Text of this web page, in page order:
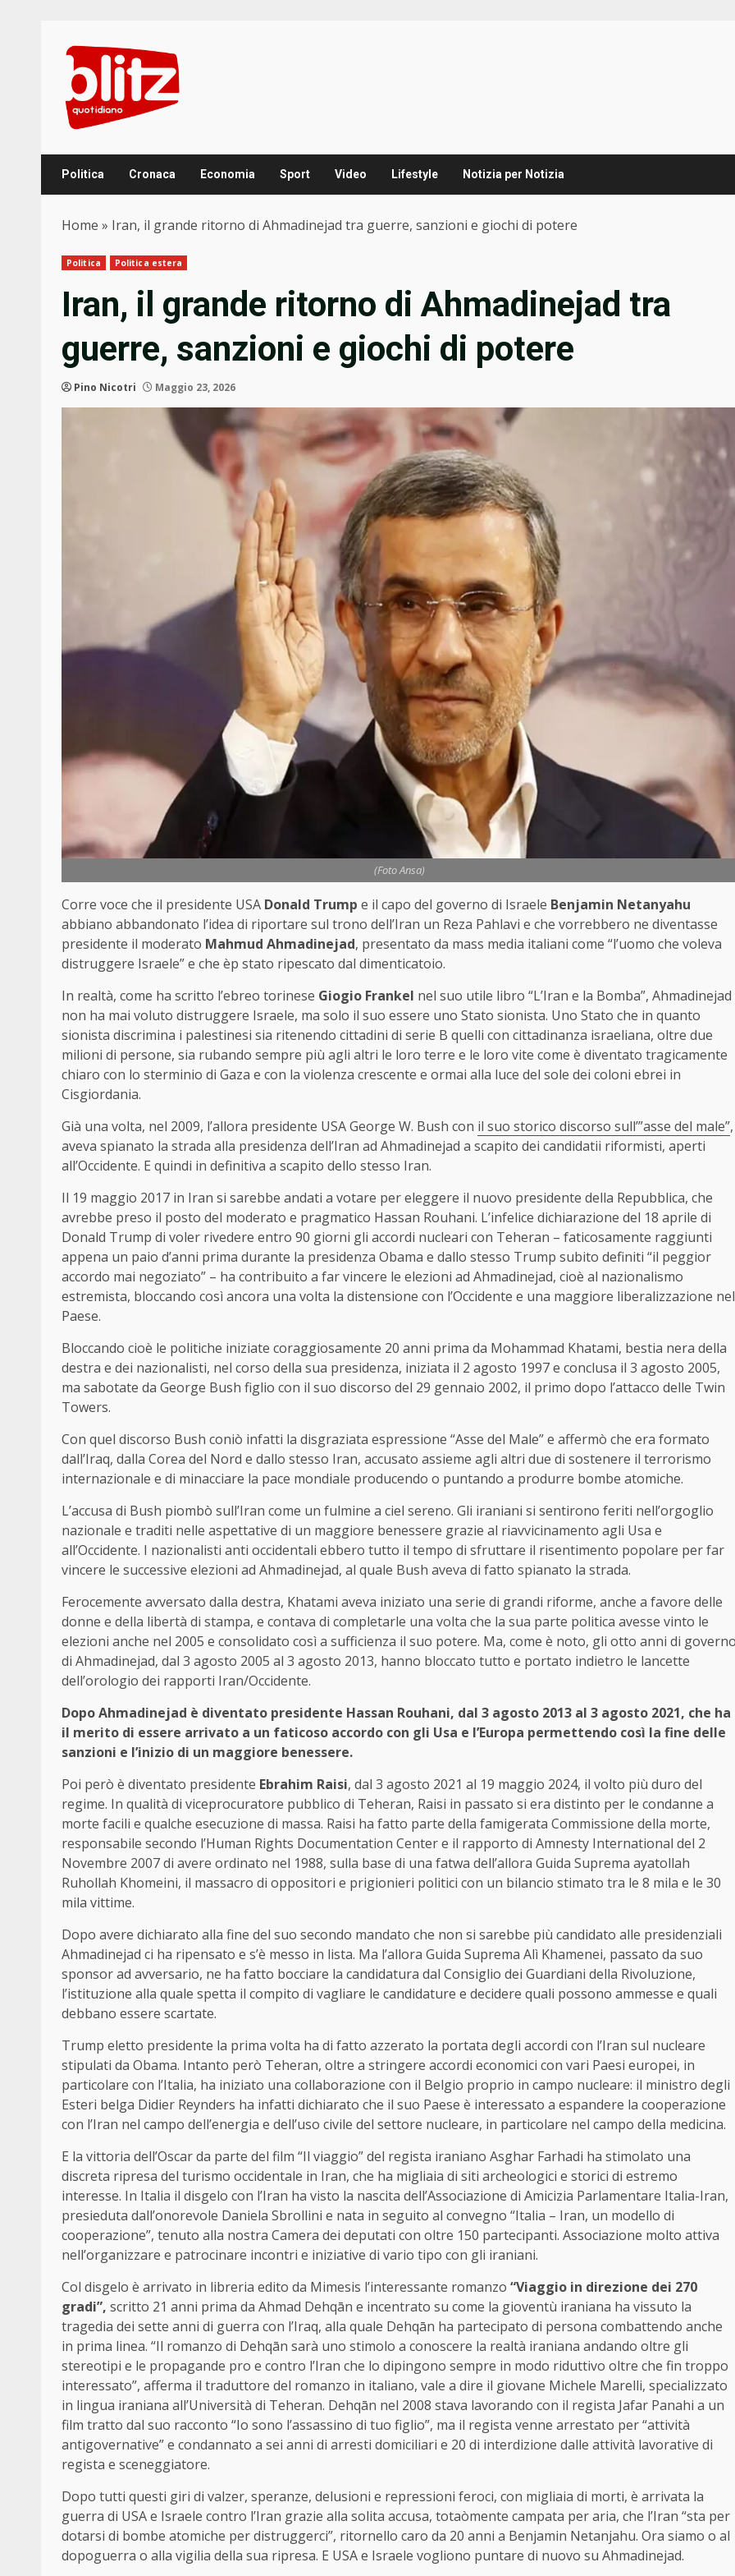
content
Politica Cronaca Economia Sport Video Lifestyle Notizia per Notizia
Home » Iran, il grande ritorno di Ahmadinejad tra guerre, sanzioni e giochi di potere
Politica Politica estera
Iran, il grande ritorno di Ahmadinejad tra
guerre, sanzioni e giochi di potere
Pino Nicotri Maggio 23, 2026
(Foto Ansa)
Corre voce che il presidente USA Donald Trump e il capo del governo di Israele Benjamin Netanyahu
abbiano abbandonato l’idea di riportare sul trono dell’Iran un Reza Pahlavi e che vorrebbero ne diventasse
presidente il moderato Mahmud Ahmadinejad, presentato da mass media italiani come “l’uomo che voleva
distruggere Israele” e che èp stato ripescato dal dimenticatoio.
In realtà, come ha scritto l’ebreo torinese Giogio Frankel nel suo utile libro “L’Iran e la Bomba”, Ahmadinejad
non ha mai voluto distruggere Israele, ma solo il suo essere uno Stato sionista. Uno Stato che in quanto
sionista discrimina i palestinesi sia ritenendo cittadini di serie B quelli con cittadinanza israeliana, oltre due
milioni di persone, sia rubando sempre più agli altri le loro terre e le loro vite come è diventato tragicamente
chiaro con lo sterminio di Gaza e con la violenza crescente e ormai alla luce del sole dei coloni ebrei in
Cisgiordania.
Già una volta, nel 2009, l’allora presidente USA George W. Bush con il suo storico discorso sull’”asse del male”,
aveva spianato la strada alla presidenza dell’Iran ad Ahmadinejad a scapito dei candidatii riformisti, aperti
all’Occidente. E quindi in definitiva a scapito dello stesso Iran.
Il 19 maggio 2017 in Iran si sarebbe andati a votare per eleggere il nuovo presidente della Repubblica, che
avrebbe preso il posto del moderato e pragmatico Hassan Rouhani. L’infelice dichiarazione del 18 aprile di
Donald Trump di voler rivedere entro 90 giorni gli accordi nucleari con Teheran – faticosamente raggiunti
appena un paio d’anni prima durante la presidenza Obama e dallo stesso Trump subito definiti “il peggior
accordo mai negoziato” – ha contribuito a far vincere le elezioni ad Ahmadinejad, cioè al nazionalismo
estremista, bloccando così ancora una volta la distensione con l’Occidente e una maggiore liberalizzazione nel
Paese.
Bloccando cioè le politiche iniziate coraggiosamente 20 anni prima da Mohammad Khatami, bestia nera della
destra e dei nazionalisti, nel corso della sua presidenza, iniziata il 2 agosto 1997 e conclusa il 3 agosto 2005,
ma sabotate da George Bush figlio con il suo discorso del 29 gennaio 2002, il primo dopo l’attacco delle Twin
Towers.
Con quel discorso Bush coniò infatti la disgraziata espressione “Asse del Male” e affermò che era formato
dall’Iraq, dalla Corea del Nord e dallo stesso Iran, accusato assieme agli altri due di sostenere il terrorismo
internazionale e di minacciare la pace mondiale producendo o puntando a produrre bombe atomiche.
L’accusa di Bush piombò sull’Iran come un fulmine a ciel sereno. Gli iraniani si sentirono feriti nell’orgoglio
nazionale e traditi nelle aspettative di un maggiore benessere grazie al riavvicinamento agli Usa e
all’Occidente. I nazionalisti anti occidentali ebbero tutto il tempo di sfruttare il risentimento popolare per far
vincere le successive elezioni ad Ahmadinejad, al quale Bush aveva di fatto spianato la strada.
Ferocemente avversato dalla destra, Khatami aveva iniziato una serie di grandi riforme, anche a favore delle
donne e della libertà di stampa, e contava di completarle una volta che la sua parte politica avesse vinto le
elezioni anche nel 2005 e consolidato così a sufficienza il suo potere. Ma, come è noto, gli otto anni di
di Ahmadinejad, dal 3 agosto 2005 al 3 agosto 2013, hanno bloccato tutto e portato indietro le lancette
dell’orologio dei rapporti Iran/Occidente.
Dopo Ahmadinejad è diventato presidente Hassan Rouhani, dal 3 agosto 2013 al 3 agosto 2021, che ha
il merito di essere arrivato a un faticoso accordo con gli Usa e l’Europa permettendo così la fine delle
sanzioni e l’inizio di un maggiore benessere.
Poi però è diventato presidente Ebrahim Raisi, dal 3 agosto 2021 al 19 maggio 2024, il volto più duro del
regime. In qualità di viceprocuratore pubblico di Teheran, Raisi in passato si era distinto per le condanne a
morte facili e qualche esecuzione di massa. Raisi ha fatto parte della famigerata Commissione della morte,
responsabile secondo l’Human Rights Documentation Center e il rapporto di Amnesty International del 2
Novembre 2007 di avere ordinato nel 1988, sulla base di una fatwa dell’allora Guida Suprema ayatollah
Ruhollah Khomeini, il massacro di oppositori e prigionieri politici con un bilancio stimato tra le 8 mila e le 30
mila vittime.
Dopo avere dichiarato alla fine del suo secondo mandato che non si sarebbe più candidato alle presidenziali
Ahmadinejad ci ha ripensato e s’è messo in lista. Ma l’allora Guida Suprema Alì Khamenei, passato da suo
sponsor ad avversario, ne ha fatto bocciare la candidatura dal Consiglio dei Guardiani della Rivoluzione,
l’istituzione alla quale spetta il compito di vagliare le candidature e decidere quali possono ammesse e quali
debbano essere scartate.
Trump eletto presidente la prima volta ha di fatto azzerato la portata degli accordi con l’Iran sul nucleare
stipulati da Obama. Intanto però Teheran, oltre a stringere accordi economici con vari Paesi europei, in
particolare con l’Italia, ha iniziato una collaborazione con il Belgio proprio in campo nucleare: il ministro degli
Esteri belga Didier Reynders ha infatti dichiarato che il suo Paese è interessato a espandere la cooperazione
con l’Iran nel campo dell’energia e dell’uso civile del settore nucleare, in particolare nel campo della medicina.
E la vittoria dell’Oscar da parte del film “Il viaggio” del regista iraniano Asghar Farhadi ha stimolato una
discreta ripresa del turismo occidentale in Iran, che ha migliaia di siti archeologici e storici di estremo
interesse. In Italia il disgelo con l’Iran ha visto la nascita dell’Associazione di Amicizia Parlamentare Italia-Iran,
presieduta dall’onorevole Daniela Sbrollini e nata in seguito al convegno “Italia – Iran, un modello di
cooperazione”, tenuto alla nostra Camera dei deputati con oltre 150 partecipanti. Associazione molto attiva
nell’organizzare e patrocinare incontri e iniziative di vario tipo con gli iraniani.
Col disgelo è arrivato in libreria edito da Mimesis l’interessante romanzo “Viaggio in direzione dei 270
gradi”, scritto 21 anni prima da Ahmad Dehqān e incentrato su come la gioventù iraniana ha vissuto la
tragedia dei sette anni di guerra con l’Iraq, alla quale Dehqān ha partecipato di persona combattendo anche
in prima linea. “Il romanzo di Dehqān sarà uno stimolo a conoscere la realtà iraniana andando oltre gli
stereotipi e le propagande pro e contro l’Iran che lo dipingono sempre in modo riduttivo oltre che fin troppo
interessato”, afferma il traduttore del romanzo in italiano, vale a dire il giovane Michele Marelli, specializzato
in lingua iraniana all’Università di Teheran. Dehqān nel 2008 stava lavorando con il regista Jafar Panahi a un
film tratto dal suo racconto “Io sono l’assassino di tuo figlio”, ma il regista venne arrestato per “attività
antigovernative” e condannato a sei anni di arresti domiciliari e 20 di interdizione dalle attività lavorative di
regista e sceneggiatore.
Dopo tutti questi giri di valzer, speranze, delusioni e repressioni feroci, con migliaia di morti, è arrivata la
guerra di USA e Israele contro l’Iran grazie alla solita accusa, totaòmente campata per aria, che l’Iran “sta per
dotarsi di bombe atomiche per distruggerci”, ritornello caro da 20 anni a Benjamin Netanjahu. Ora siamo o al
dopoguerra o alla vigilia della sua ripresa. E USA e Israele vogliono puntare di nuovo su Ahmadinejad.